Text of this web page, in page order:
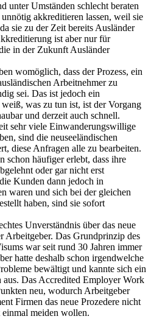
unter Umständen schlecht beraten
akkreditieren lassen, weil sie
sie zu der Zeit bereits Ausländer
ist aber nur für
in der Zukunft Ausländer
womöglich, dass der Prozess, ein
Arbeitnehmer zu
sei. Das ist jedoch ein
was zu tun ist, ist der Vorgang
und derzeit auch schnell.
sehr viele Einwanderungswillige
sind die neuseeländischen
diese Anfragen alle zu bearbeiten.
schon häufiger erlebt, dass ihre
oder gar nicht erst
Kunden dann jedoch in
waren und sich bei der gleichen
haben, sind sie sofort
Unverständnis über das neue
Arbeitgeber. Das Grundprinzip des
war seit rund 30 Jahren immer
hatte deshalb schon irgendwelche
bewältigt und kannte sich ein
aus. Das Accredited Employer Work
neu, wodurch Arbeitgeber
Firmen das neue Prozedere nicht
einmal meiden wollen.